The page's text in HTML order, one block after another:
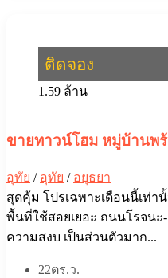
ติดจอง
1.59 ล้าน
ขายทาวน์โฮม หมู่บ้านพร้
อุทัย / อุทัย / อยุธยา
สุดคุ้ม โปรเฉพาะเดือนนี้เท่า
พื้นที่ใช้สอยเยอะ ถนนโรจนะ
ความสงบ เป็นส่วนตัวมาก...
22ตร.ว.